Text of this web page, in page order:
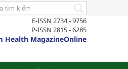
E-ISSN 2734 - 9756
P-ISSN 2815 - 6285
Health MagazineOnline